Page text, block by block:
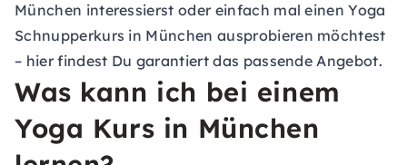
München interessierst oder einfach mal einen Yoga
Schnupperkurs in München ausprobieren möchtest
– hier findest Du garantiert das passende Angebot.
Was kann ich bei einem
Yoga Kurs in München